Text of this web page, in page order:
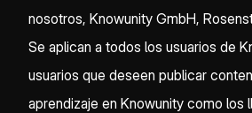
nosotros, Knowunity GmbH,
Se aplican a todos los usuarios de
usuarios que deseen publicar
aprendizaje en Knowunity como los